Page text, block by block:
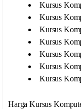
Kursus
Kursus
Kursus
Kursus
Kursus
Kursus
Kursus
Harga Kursus